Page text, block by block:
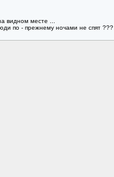
видном месте ...
по - прежнему ночами не спят ???